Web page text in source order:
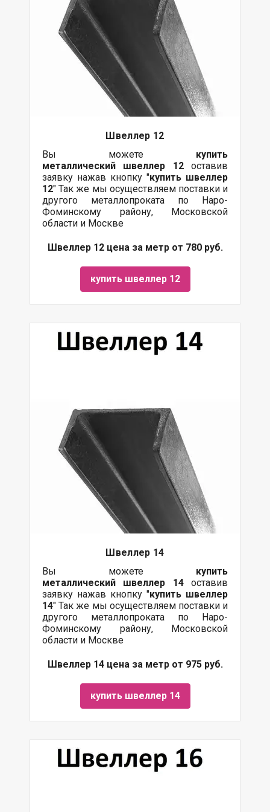
Швеллер 12
Вы можете купить
металлический швеллер 12оставив
заявку нажав кнопку "купить швеллер
12" Так же мы осуществляем поставки и
другого металлопроката по Наро-
Фоминскому району, Московской
области и Москве
Швеллер 12 цена за метр от 780 руб.
купить швеллер 12
Швеллер 14
Вы можете купить
металлический швеллер 14оставив
заявку нажав кнопку "купить швеллер
14" Так же мы осуществляем поставки и
другого металлопроката по Наро-
Фоминскому району, Московской
области и Москве
Швеллер 14 цена за метр от 975 руб.
купить швеллер 14